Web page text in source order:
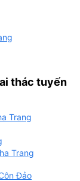
thác tuyến
Trang
Trang
Đảo